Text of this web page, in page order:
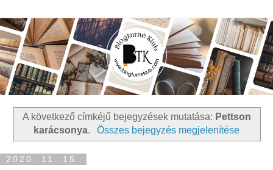
A következő címkéjű bejegyzések mutatása: Pettson
karácsonya. Összes bejegyzés megjelenítése
2020. 11. 15.